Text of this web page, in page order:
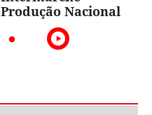
Produção Nacional